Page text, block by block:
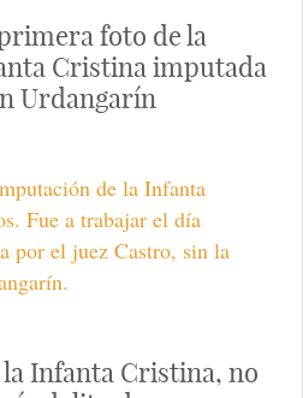
foto de la
Cristina imputada
Urdangarín
de la Infanta
Fue a trabajar el día
por el juez Castro, sin la
la Infanta Cristina, no